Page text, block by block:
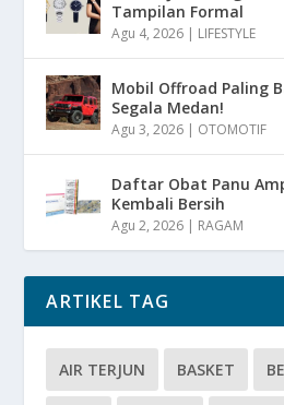
Tampilan Formal
Agu 4, 2026 | LIFESTYLE
Mobil Offroad Paling
Segala Medan!
Agu 3, 2026 | OTOMOTIF
Daftar Obat Panu
Kembali Bersih
Agu 2, 2026 | RAGAM
ARTIKEL TAG
AIR TERJUN BASKET